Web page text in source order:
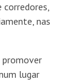
corredores,
nas
lugar